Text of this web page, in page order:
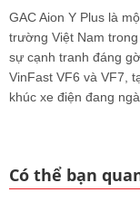
GAC Aion Y Plus là
trường Việt Nam
sự cạnh tranh đáng
VinFast VF6 và VF7,
khúc xe điện đang
Có thể bạn